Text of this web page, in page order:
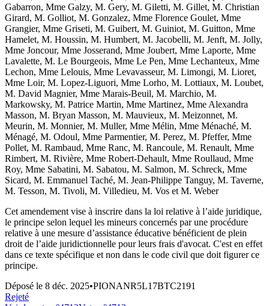
Gabarron, Mme Galzy, M. Gery, M. Giletti, M. Gillet, M. Christian
Girard, M. Golliot, M. Gonzalez, Mme Florence Goulet, Mme
Grangier, Mme Griseti, M. Guibert, M. Guiniot, M. Guitton, Mme
Hamelet, M. Houssin, M. Humbert, M. Jacobelli, M. Jenft, M. Jolly,
Mme Joncour, Mme Josserand, Mme Joubert, Mme Laporte, Mme
Lavalette, M. Le Bourgeois, Mme Le Pen, Mme Lechanteux, Mme
Lechon, Mme Lelouis, Mme Levavasseur, M. Limongi, M. Lioret,
Mme Loir, M. Lopez-Liguori, Mme Lorho, M. Lottiaux, M. Loubet,
M. David Magnier, Mme Marais-Beuil, M. Marchio, M.
Markowsky, M. Patrice Martin, Mme Martinez, Mme Alexandra
Masson, M. Bryan Masson, M. Mauvieux, M. Meizonnet, M.
Meurin, M. Monnier, M. Muller, Mme Mélin, Mme Ménaché, M.
Ménagé, M. Odoul, Mme Parmentier, M. Perez, M. Pfeffer, Mme
Pollet, M. Rambaud, Mme Ranc, M. Rancoule, M. Renault, Mme
Rimbert, M. Rivière, Mme Robert-Dehault, Mme Roullaud, Mme
Roy, Mme Sabatini, M. Sabatou, M. Salmon, M. Schreck, Mme
Sicard, M. Emmanuel Taché, M. Jean-Philippe Tanguy, M. Taverne,
M. Tesson, M. Tivoli, M. Villedieu, M. Vos et M. Weber
Cet amendement vise à inscrire dans la loi relative à l’aide juridique,
le principe selon lequel les mineurs concernés par une procédure
relative à une mesure d’assistance éducative bénéficient de plein
droit de l’aide juridictionnelle pour leurs frais d'avocat. C'est en effet
dans ce texte spécifique et non dans le code civil que doit figurer ce
principe.
Déposé le 8 déc. 2025•PIONANR5L17BTC2191
Rejeté